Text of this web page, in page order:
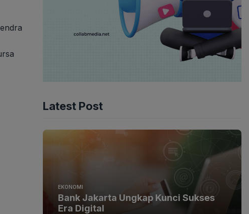
Latest Post
EKONOMI
Bank Jakarta Ungkap Kunci Sukses
Era Digital